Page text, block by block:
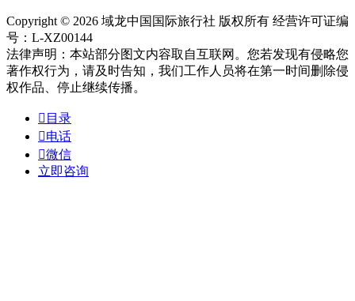
Copyright © 2026 域龙中国国际旅行社 版权所有 经营许可证编
号：L-XZ00144
法律声明：本站部分图文内容取自互联网。您若发现有侵略您
著作权行为，请及时告知，我们工作人员将在第一时间删除侵
权作品、停止继续传播。
 目录
电话
微信
立即咨询